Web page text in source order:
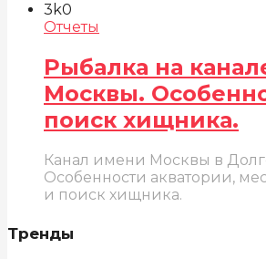
3k0
Отчеты
Рыбалка на
Москвы.
поиск хищника.
Канал имени Москвы в
Особенности акватории,
и поиск хищника.
Тренды